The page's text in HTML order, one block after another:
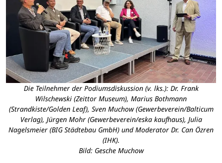
Die Teilnehmer der Podiumsdiskussion (v. lks.): Dr. Frank
Wilschewski (Zeittor Museum), Marius Bothmann
(Strandkiste/Golden Leaf), Sven Muchow (Gewerbeverein/Balticum
Verlag), Jürgen Mohr (Gewerbeverein/eska kaufhaus), Julia
Nagelsmeier (BIG Städtebau GmbH) und Moderator Dr. Can Özren
(IHK).
Bild: Gesche Muchow